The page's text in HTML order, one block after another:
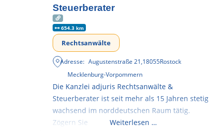
Steuerberater
654.3 km
Rechtsanwälte
Adresse: Augustenstraße 21,18055Rostock
Mecklenburg-Vorpommern
Die Kanzlei adjuris Rechtsanwälte &
Steuerberater ist seit mehr als 15 Jahren stetig
wachsend im norddeutschen Raum tätig.
Zögern Sie
Weiterlesen …